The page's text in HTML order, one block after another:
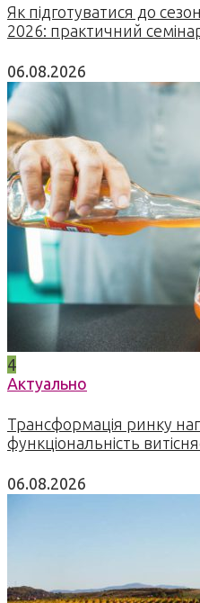
Як підготуватися до
2026: практичний
06.08.2026
4
Актуально
Трансформація ринку
функціональність
06.08.2026